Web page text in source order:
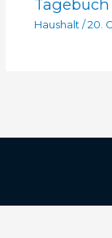
Tagebuch
Haushalt/ 20.